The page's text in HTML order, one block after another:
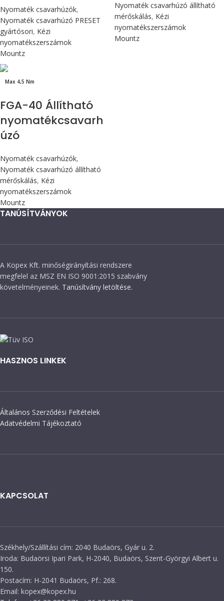
Nyomaték csavarhúzók,
Nyomaték csavarhúzó PRESET
gyártósori, Kézi
nyomatékszerszámok
Mountz
Nyomaték csavarhúzó állítható
mérőskálás, Kézi
nyomatékszerszámok
Mountz
Max 4,5 Nm
FGA-40 Állítható
nyomatékcsavarh
úzó
Nyomaték csavarhúzók,
Nyomaték csavarhúzó állítható
mérőskálás, Kézi
nyomatékszerszámok
Mountz
TANÚSÍTVÁNYOK
A Kopex Kft. minőségirányítási rendszere
megfelel az MSZ EN ISO 9001:2015 szabvány
követelményeinek. Tanúsítvány letöltése.
HASZNOS LINKEK
Általános Szerződési Feltételek
Adatvédelmi Tájékoztató
KAPCSOLAT
Székhely/Szállítási cím: 2040 Budaörs, Gyár u. 2.
Iroda: Budaörsi Ipari Park, H-2040, Budaörs, Szent-Györgyi Albert u.
150.
Postacím: H-2041 Budaörs, Pf.: 268.
Email: kopex@kopex.hu